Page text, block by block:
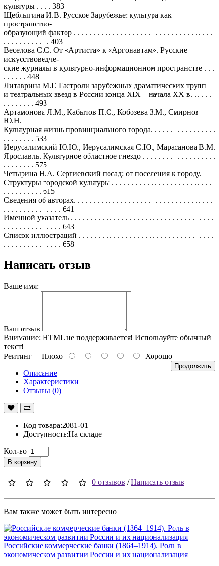
культуры . . . . 383
Щеблыгина И.В. Русское Зарубежье: культура как
пространство-
образующий фактор . . . . . . . . . . . . . . . . . . . . . . . . . . . . . . . . . . . .
. . . . . . . . . . . . 403
Веселова С.С. От «Артиста» к «Аргонавтам». Русские
искусствоведче-
ские журналы в культурно-информационном пространстве . . .
. . . . . . 448
Литаврина М.Г. Гастроли зарубежных драматических трупп
и театральных звезд в России конца XIX – начала XX в. . . . . .
. . . . . . . . 493
Артамонова Л.М., Кабытов П.С., Кобозева З.М., Смирнов
Ю.Н.
Культурная жизнь провинциального города. . . . . . . . . . . . . . . . .
. . . . . . . . 533
Иерусалимский Ю.Ю., Иерусалимская С.Ю., Марасанова В.М.
Ярославль. Культурное областное гнездо . . . . . . . . . . . . . . . . . . .
. . . . . . . . 575
Четырина Н.А. Сергиевский посад: от поселения к городу.
Структуры городской культуры . . . . . . . . . . . . . . . . . . . . . . . . . .
. . . . . . . . . . 615
Сведения об авторах. . . . . . . . . . . . . . . . . . . . . . . . . . . . . . . . . . . .
. . . . . . . . . . . . . . . 641
Именной указатель . . . . . . . . . . . . . . . . . . . . . . . . . . . . . . . . . . . . .
. . . . . . . . . . . . . . . 643
Список иллюстраций . . . . . . . . . . . . . . . . . . . . . . . . . . . . . . . . . . .
. . . . . . . . . . . . . . . 658
Написать отзыв
Ваше имя:
Ваш отзыв
Внимание: HTML не поддерживается! Используйте обычный
текст!
Рейтинг Плохо Хорошо
Продолжить
Описание
Характеристики
Отзывы (0)
Код товара:2081-01
Доступность:На складе
Кол-во
В корзину
0 отзывов /Написать отзыв
Вам также может быть интересно
Российские коммерческие банки (1864–1914). Роль в
экономическом развитии России и их национализация